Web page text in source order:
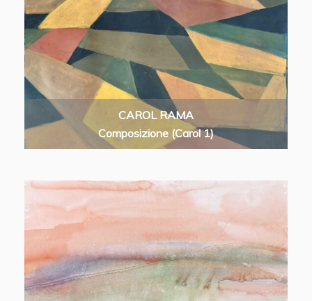
CAROL RAMA
Composizione (Carol 1)